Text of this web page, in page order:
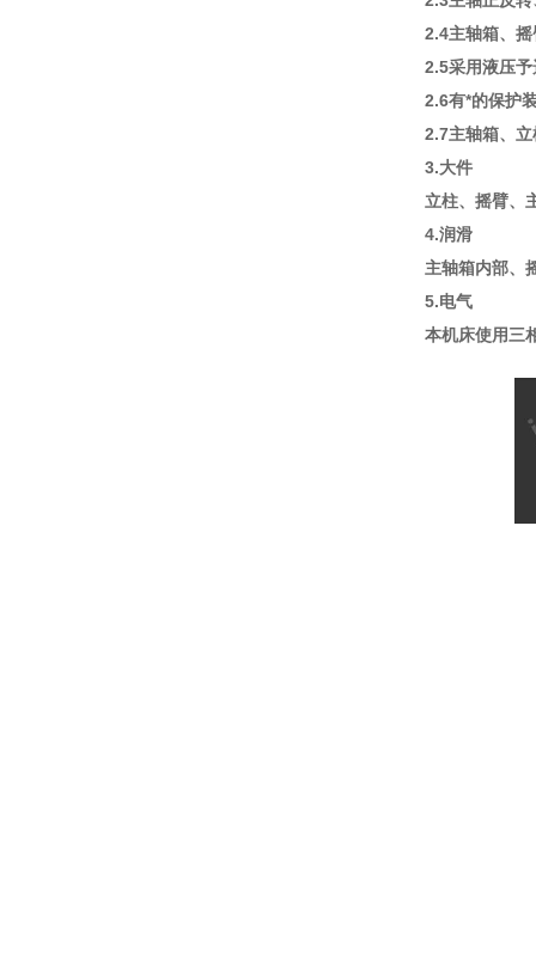
2.4主轴箱、
2.5采用液压
2.6有*的保护
2.7主轴箱、
3.大件
立柱、摇臂、
4.润滑
主轴箱内部、
5.电气
本机床使用三